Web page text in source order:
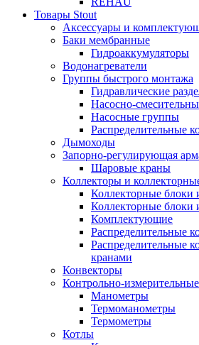
Товары Stout
Аксессуары и
Баки мембранные
Гидроаккумуляторы
Водонагреватели
Группы быстрого монтажа
Гидравлические
Насосно-
Насосные группы
Распределительные
Дымоходы
Запорно-регулирующая
Шаровые краны
Коллекторы и
Коллекторные блоки
Коллекторные блоки
Комплектующие
Распределительные
Распределительные
кранами
Конвекторы
Контрольно-
Манометры
Термоманометры
Термометры
Котлы